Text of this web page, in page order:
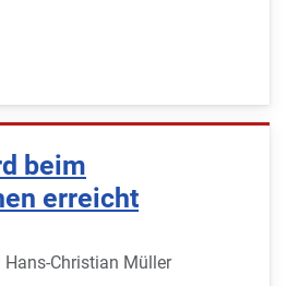
beim
erreicht
Hans-Christian Müller